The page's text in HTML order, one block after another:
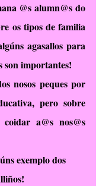
@s alumn@s do
os tipos de familia
agasallos para
son importantes!
nosos peques por
pero sobre
a@s nos@s
exemplo dos